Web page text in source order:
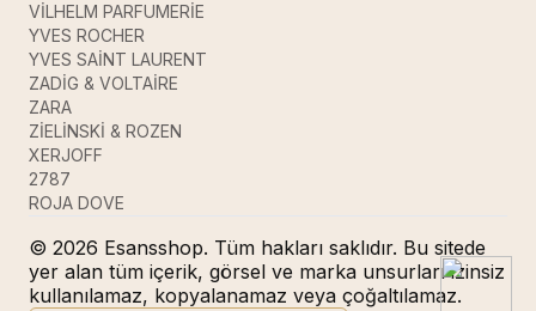
VİLHELM PARFUMERİE
YVES ROCHER
YVES SAİNT LAURENT
ZADİG & VOLTAİRE
ZARA
ZİELİNSKİ & ROZEN
XERJOFF
2787
ROJA DOVE
© 2026 Esansshop. Tüm hakları saklıdır. Bu sitede
yer alan tüm içerik, görsel ve marka unsurları izinsiz
kullanılamaz, kopyalanamaz veya çoğaltılamaz.